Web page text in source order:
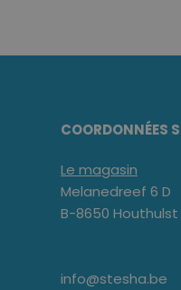
COORDONNÉES
Le magasin
Melanedreef 6 D
B-8650 Houthulst
info@stesha.be